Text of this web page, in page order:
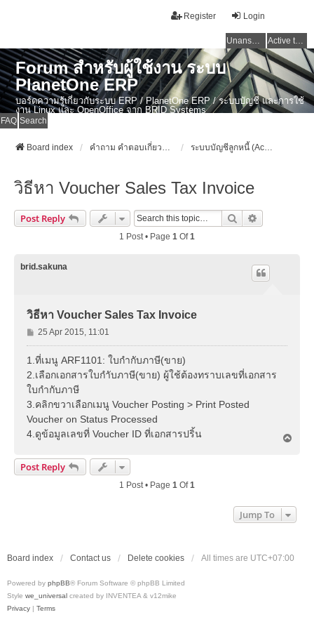
Login
Register
Unanswered topics Active topics
Forum สำหรับผู้ใช้งาน ระบบ
PlanetOne ERP
บอร์ดความรู้เกี่ยวกับระบบ ERP / PlanetOne ERP / ระบบบัญชี และการใช้
งาน Linux และ OpenOffice จาก BRID Systems
FAQ Search
Board index คำถาม คำตอบเกี่ยวกับระบบ ไทย ERP: AdvanceBusinessSystem - PlanetOne และ ERP ระบบบัญชี ระบบบัญชีลูกหนี้ (Account Receivable)
วิธีหา Voucher Sales Tax Invoice
Post Reply Search
1 Post • Page 1 Of1
brid.sakuna
วิธีหา Voucher Sales Tax Invoice
P
o
s
25 Apr 2015, 11:01
1.ที่เมนู ARF1101: ใบกำกับภาษี(ขาย)
2.เลือกเอกสารใบกำับภาษี(ขาย) ผู้ใช้ต้องทราบเลขที่เอกสาร
ใบกำกับภาษี
3.คลิกขวาเลือกเมนู Voucher Posting > Print Posted
Voucher on Status Processed
4.ดูข้อมูลเลขที่ Voucher ID ที่เอกสารปริ้น
Post Reply
1 Post • Page 1 Of1
Jump To
Board index Contact us Delete cookies All times are UTC+07:00
Powered by phpBB® Forum Software © phpBB Limited
Style we_universal created by INVENTEA & v12mike
Privacy | Terms